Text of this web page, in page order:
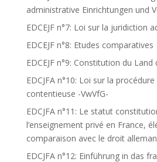
administrative Einrichtungen und
EDCEJF n°7: Loi sur la juridiction
EDCEJF n°8: Etudes comparatives
EDCEJF n°9: Constitution du Land
EDCJFA n°10: Loi sur la
contentieuse -VwVfG-
EDCJFA n°11: Le statut
l’enseignement privé en France,
comparaison avec le droit
EDCJFA n°12: Einführung in das